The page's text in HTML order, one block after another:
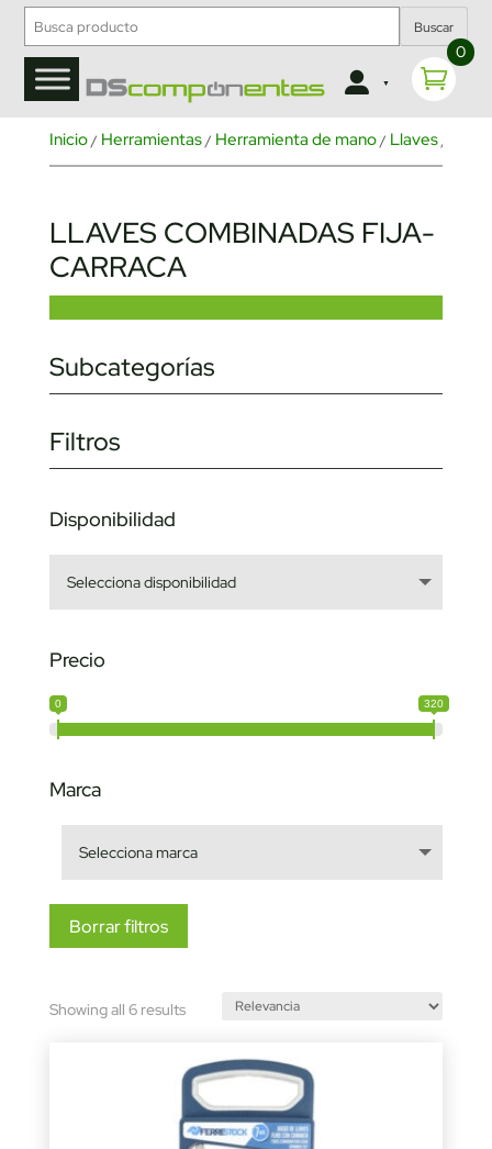
Buscar
0
Inicio/ Herramientas/ Herramienta de mano/ Llaves/ Llaves
LLAVES COMBINADAS FIJA-
CARRACA
Subcategorías
Filtros
Disponibilidad
Precio
0 320
Marca
Borrar filtros
Showing all 6 resultsSorted
latest